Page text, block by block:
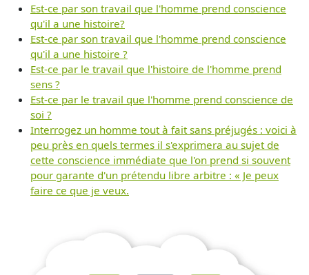
Est-ce par son travail que l'homme prend conscience
qu'il a une histoire?
Est-ce par son travail que l'homme prend conscience
qu'il a une histoire ?
Est-ce par le travail que l'histoire de l'homme prend
sens ?
Est-ce par le travail que l'homme prend conscience de
soi ?
Interrogez un homme tout à fait sans préjugés : voici à
peu près en quels termes il s'exprimera au sujet de
cette conscience immédiate que l'on prend si souvent
pour garante d'un prétendu libre arbitre : « Je peux
faire ce que je veux.